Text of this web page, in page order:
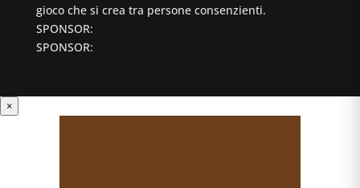
gioco che si crea tra persone consenzienti.
SPONSOR:
SPONSOR:
×